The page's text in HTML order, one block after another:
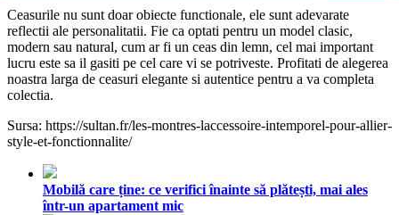
Ceasurile nu sunt doar obiecte functionale, ele sunt adevarate
reflectii ale personalitatii. Fie ca optati pentru un model clasic,
modern sau natural, cum ar fi un ceas din lemn, cel mai important
lucru este sa il gasiti pe cel care vi se potriveste. Profitati de alegerea
noastra larga de ceasuri elegante si autentice pentru a va completa
colectia.
Sursa: https://sultan.fr/les-montres-laccessoire-intemporel-pour-allier-
style-et-fonctionnalite/
Mobilă care ține: ce verifici înainte să plătești, mai ales
într-un apartament mic